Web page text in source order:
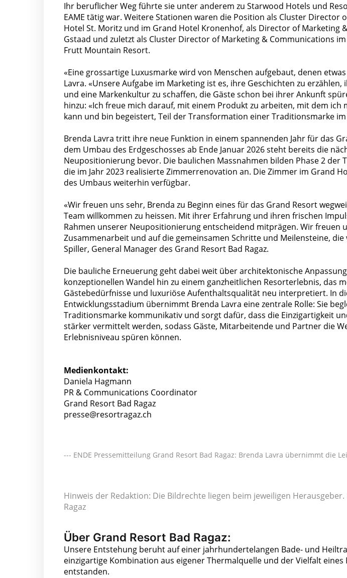
Ihr beruflicher Weg führte sie unter anderem zu Starwood Hotels und
EAME tätig war. Weitere Stationen waren die Position als Cluster Director
Hotel St. Moritz und im Grand Hotel Kronenhof, als Director of Marketing
Gstaad und zuletzt als Cluster Director of Marketing & Communications
Frutt Mountain Resort.
«Eine grossartige Luxusmarke wird von Menschen aufgebaut, denen
Lavra. «Unsere Aufgabe im Marketing ist es, ihre Geschichten zu
und eine Markenkultur zu schaffen, die Gäste schon bei ihrer Ankunft
hinzu: «Ich freue mich darauf, mit einem Produkt zu arbeiten, mit dem ich
kann und bin begeistert, Teil der Transformation einer Traditionsmarke im
Brenda Lavra tritt ihre neue Funktion in einem spannenden Jahr für das
dem Umbau des Erdgeschosses ab Ende Januar 2026 steht bereits die
Neupositionierung bevor. Die baulichen Massnahmen bilden Phase 2 der
die im Jahr 2023 realisierte Zimmerrenovation an. Die Zimmer im Grand
des Umbaus weiterhin verfügbar.
«Wir freuen uns sehr, Brenda zu Beginn eines für das Grand Resort
Team willkommen zu heissen. Mit ihrer Erfahrung und ihren frischen
Rahmen unserer Neupositionierung entscheidend mitprägen. Wir freuen
Zusammenarbeit und auf die gemeinsamen Schritte und Meilensteine, die
Spiller, General Manager des Grand Resort Bad Ragaz.
Die bauliche Erneuerung geht dabei weit über architektonische
konzeptionellen Wandel hin zu einem ganzheitlichen Resorterlebnis, das
Gästebedürfnisse und luxuriöse Aufenthaltsqualität neu interpretiert. In
Entwicklungsstadium übernimmt Brenda Lavra eine zentrale Rolle: Sie
Traditionsmarke kommunikativ und sorgt dafür, dass die Einzigartigkeit
stärker vermittelt werden, sodass Gäste, Mitarbeitende und Partner die
Erlebnisniveau spüren können.
Medienkontakt:
Daniela Hagmann
PR & Communications Coordinator
Grand Resort Bad Ragaz
presse@resortragaz.ch
--- ENDE Pressemitteilung Grand Resort Bad Ragaz: Brenda Lavra übernimmt die
Hinweis der Redaktion: Die Bildrechte liegen beim jeweiligen
Ragaz
Über Grand Resort Bad Ragaz:
Unsere Entstehung beruht auf einer jahrhundertelangen Bade- und
einzigartige Kombination aus eigener Thermalquelle und der Vielfalt eines
entstanden.